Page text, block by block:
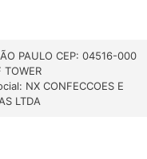
PAULO CEP: 04516-000
TOWER
NX CONFECCOES E
LTDA